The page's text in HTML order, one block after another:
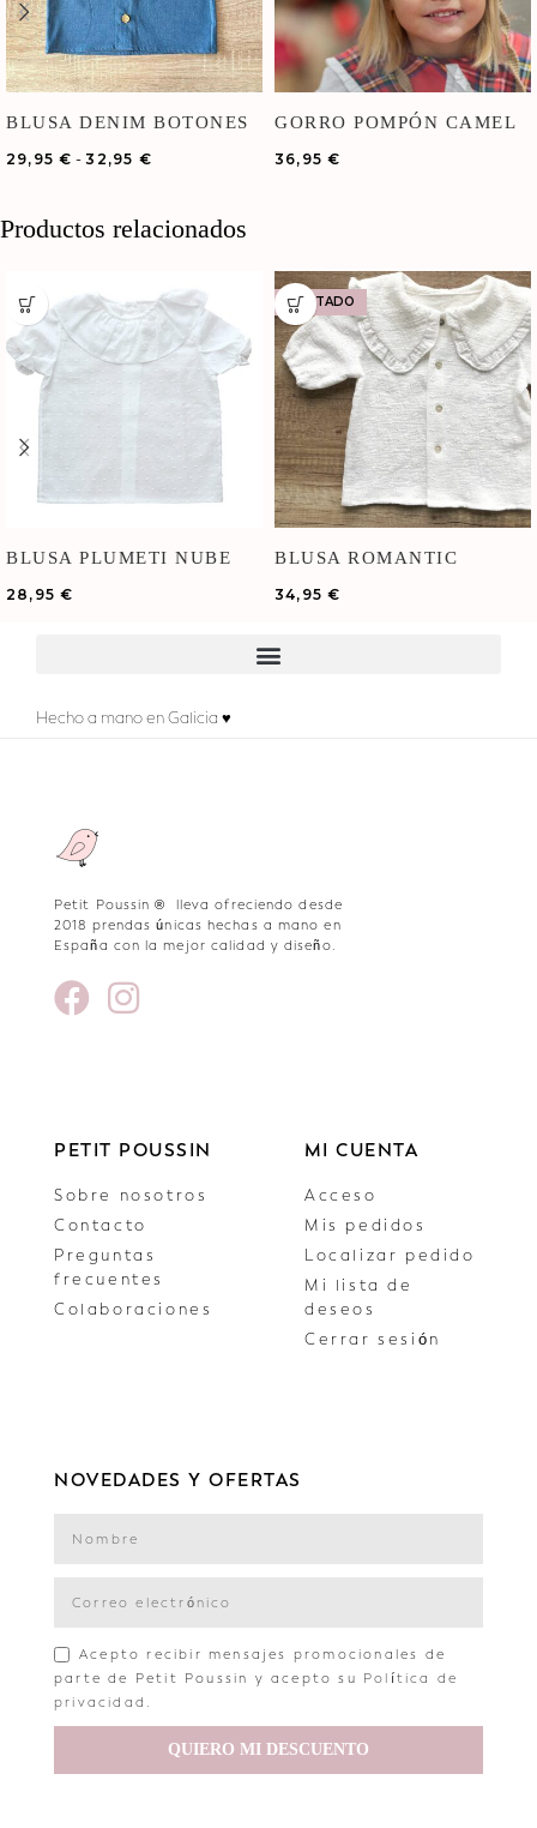
BLUSA DENIM BOTONES
29,95€ - 32,95 €
GORRO POMPÓN CAMEL
36,95€
Productos relacionados
BLUSA PLUMETI NUBE
28,95€
AGOTADO
BLUSA ROMANTIC
34,95€
Hecho a mano en Galicia ♥
Petit Poussin ® lleva ofreciendo desde
2018 prendas únicas hechas a mano en
España con la mejor calidad y diseño.
PETIT POUSSIN
Sobre nosotros
Contacto
Preguntas
frecuentes
Colaboraciones
MI CUENTA
Acceso
Mis pedidos
Localizar pedido
Mi lista de
deseos
Cerrar sesión
NOVEDADES Y OFERTAS
Acepto recibir mensajes promocionales de
parte de Petit Poussin y acepto su Política de
privacidad .
QUIERO MI DESCUENTO